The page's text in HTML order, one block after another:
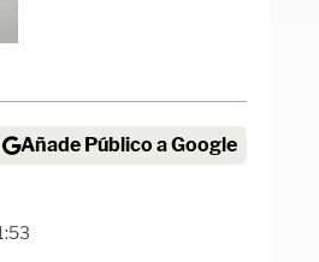
Añade Público a Google